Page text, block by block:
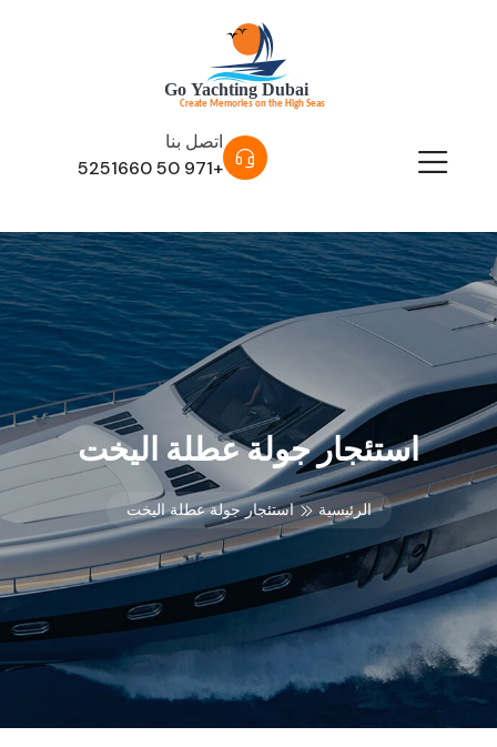
اتصل بنا
+971 50 5251660
استئجار جولة عطلة اليخت
الرئيسية استئجار جولة عطلة اليخت